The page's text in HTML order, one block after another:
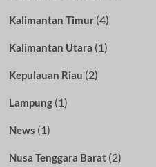
Kalimantan Timur(4)
Kalimantan Utara (1)
Kepulauan Riau (2)
Lampung(1)
News (1)
Nusa Tenggara Barat(2)